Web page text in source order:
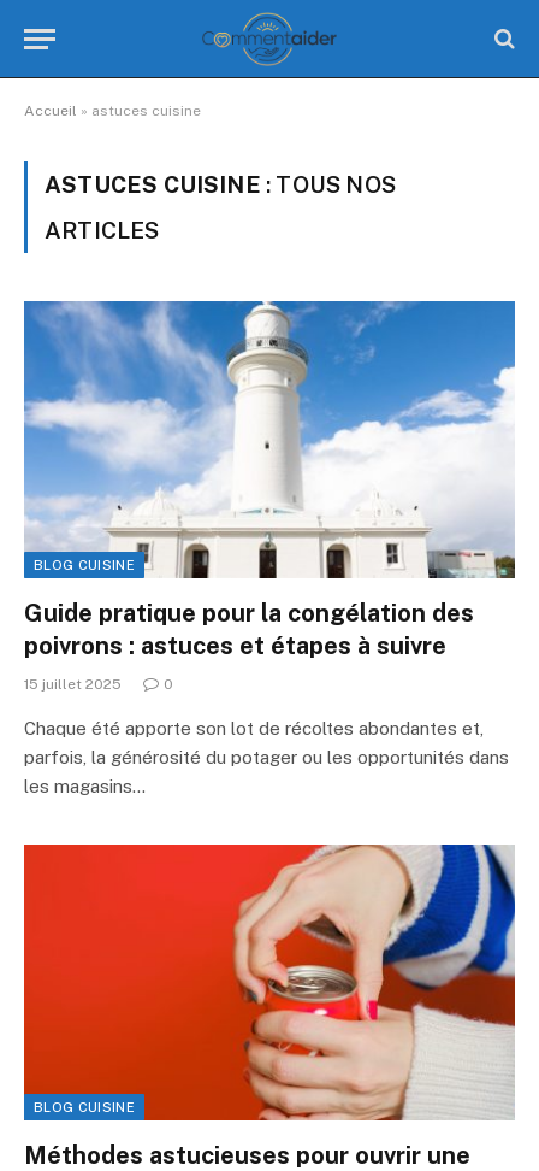
Accueil » astuces cuisine
ASTUCES CUISINE : TOUS NOS
ARTICLES
BLOG CUISINE
Guide pratique pour la congélation des
poivrons : astuces et étapes à suivre
15 juillet 2025 0
Chaque été apporte son lot de récoltes abondantes et,
parfois, la générosité du potager ou les opportunités dans
les magasins…
BLOG CUISINE
Méthodes astucieuses pour ouvrir une